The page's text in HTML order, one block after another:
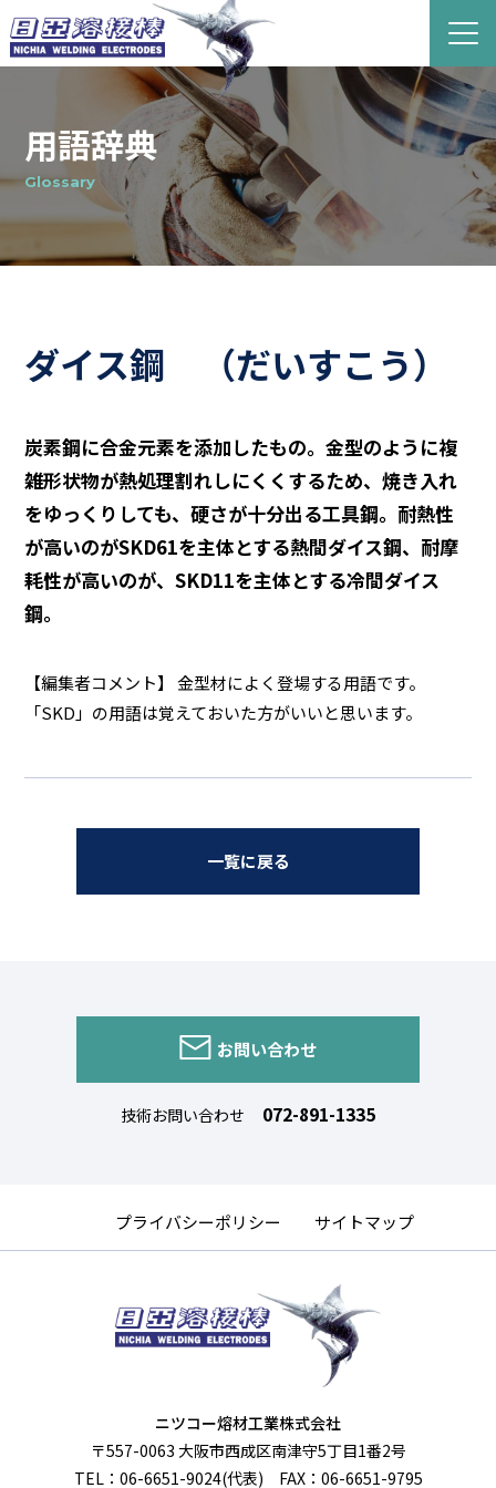
用語辞典
Glossary
ダイス鋼 （だいすこう）
炭素鋼に合金元素を添加したもの。金型のように複
雑形状物が熱処理割れしにくくするため、焼き入れ
をゆっくりしても、硬さが十分出る工具鋼。耐熱性
が高いのがSKD61を主体とする熱間ダイス鋼、耐摩
耗性が高いのが、SKD11を主体とする冷間ダイス
鋼。
【編集者コメント】 金型材によく登場する用語です。
「SKD」の用語は覚えておいた方がいいと思います。
一覧に戻る
お問い合わせ
技術お問い合わせ 072-891-1335
プライバシーポリシー サイトマップ
ニツコー熔材工業株式会社
〒557-0063 大阪市西成区南津守5丁目1番2号
TEL：06-6651-9024(代表) FAX：06-6651-9795